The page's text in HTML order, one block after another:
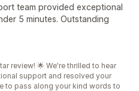
team provided exceptional
5 minutes. Outstanding
review! 🌟 We're thrilled to hear
support and resolved your
to pass along your kind words to